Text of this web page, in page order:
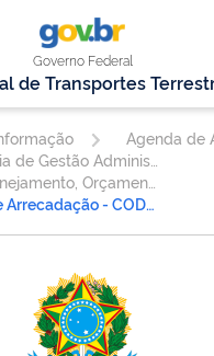
Governo Federal
de Transportes
Agenda de
Superintendência de Gestão Administrativa
Gerência de Planejamento, Orçamento, Finanças e Contabilidade - GEORF
Coordenação de Arrecadação - CODAR